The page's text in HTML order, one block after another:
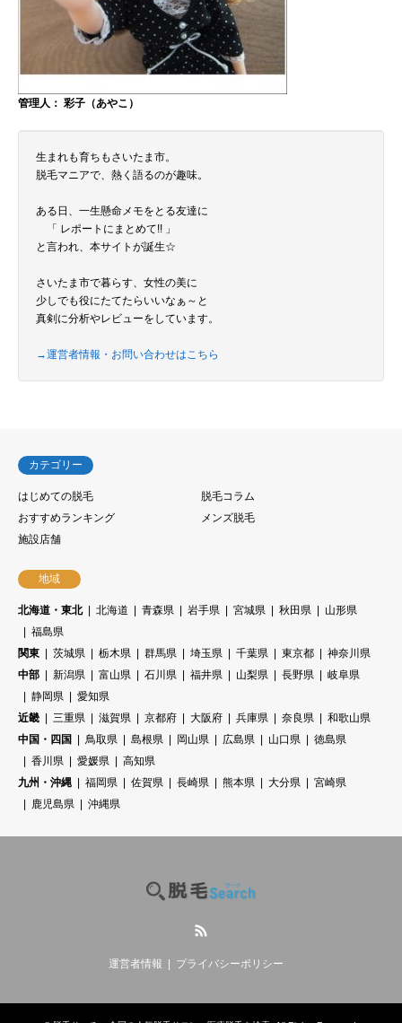
管理人： 彩子（あやこ）
生まれも育ちもさいたま市。
脱毛マニアで、熱く語るのが趣味。
ある日、一生懸命メモをとる友達に
「 レポートにまとめて!! 」
と言われ、本サイトが誕生☆
さいたま市で暮らす、女性の美に
少しでも役にたてたらいいなぁ～と
真剣に分析やレビューをしています。
→運営者情報・お問い合わせはこちら
カテゴリー
はじめての脱毛
脱毛コラム
おすすめランキング
メンズ脱毛
施設店舗
地域
北海道・東北 北海道 青森県 岩手県 宮城県 秋田県
山形県
福島県
関東
茨城県 栃木県 群馬県 埼玉県 千葉県 東京都
神奈川県
中部
新潟県 富山県 石川県 福井県 山梨県 長野県
岐阜県
静岡県
愛知県
近畿
三重県 滋賀県 京都府 大阪府 兵庫県 奈良県
和歌山県
中国・四国
鳥取県 島根県 岡山県 広島県 山口県
徳島県
香川県
愛媛県
高知県
九州・沖縄
福岡県 佐賀県 長崎県 熊本県 大分県
宮崎県
鹿児島県
沖縄県
運営者情報 プライバシーポリシー